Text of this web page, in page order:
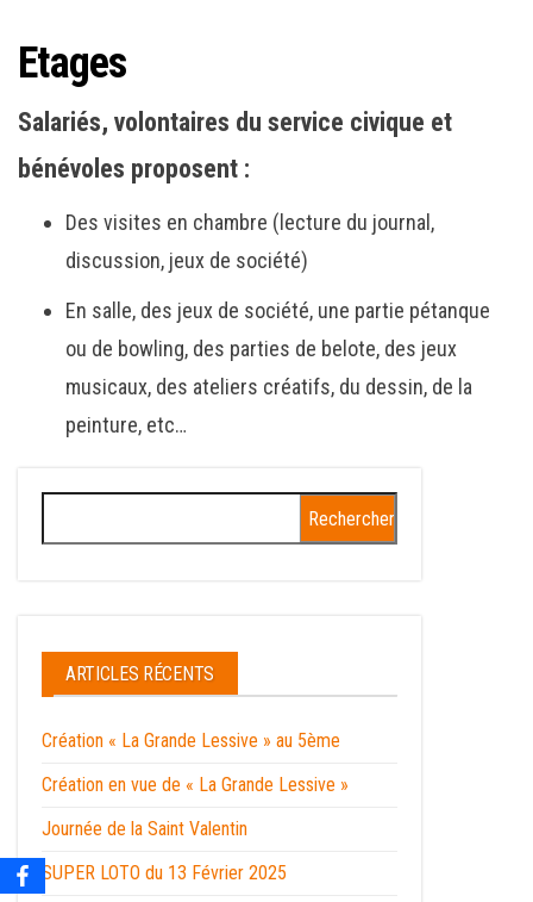
Etages
Salariés, volontaires du service civique et
bénévoles proposent :
Des visites en chambre (lecture du journal,
discussion, jeux de société)
En salle, des jeux de société, une partie pétanque
ou de bowling, des parties de belote, des jeux
musicaux, des ateliers créatifs, du dessin, de la
peinture, etc…
ARTICLES RÉCENTS
Création « La Grande Lessive » au 5ème
Création en vue de « La Grande Lessive »
Journée de la Saint Valentin
SUPER LOTO du 13 Février 2025